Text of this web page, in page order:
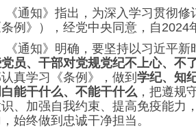
《通知》指出，为深入学习贯彻修
条例》），经党中央同意，自
《通知》明确，要坚持以习近平
员、干部对党规党纪不上心、不
真学习《条例》，做到 学纪、知
能干什么、不能干什么 ，把遵规
、加强自我约束、提高免疫能力
，始终做到忠诚干净担当。